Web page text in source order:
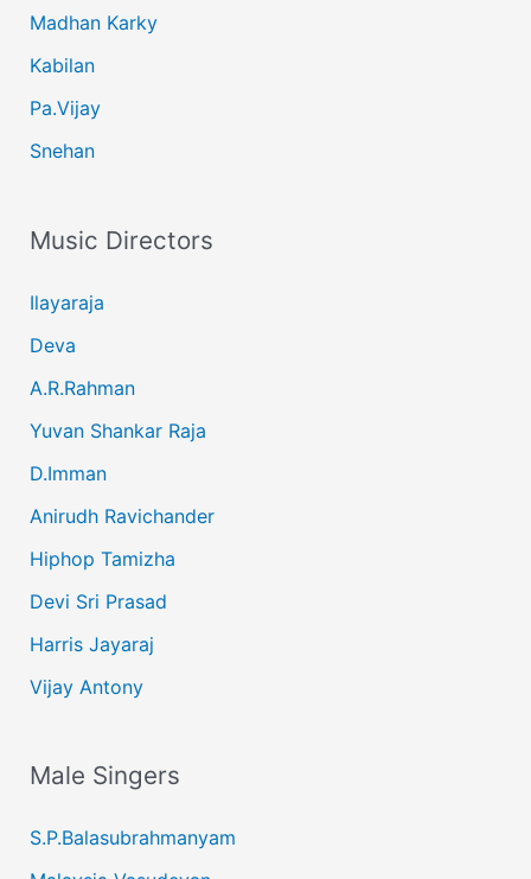
Madhan Karky
Kabilan
Pa.Vijay
Snehan
Music Directors
Ilayaraja
Deva
A.R.Rahman
Yuvan Shankar Raja
D.Imman
Anirudh Ravichander
Hiphop Tamizha
Devi Sri Prasad
Harris Jayaraj
Vijay Antony
Male Singers
S.P.Balasubrahmanyam